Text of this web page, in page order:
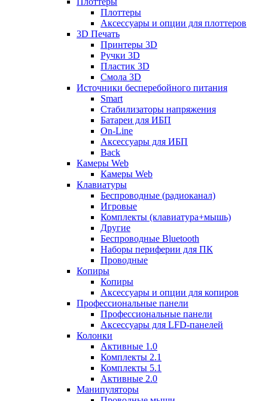
Плоттеры
Аксессуары и опции для плоттеров
3D Печать
Принтеры 3D
Ручки 3D
Пластик 3D
Смола 3D
Источники бесперебойного питания
Smart
Стабилизаторы напряжения
Батареи для ИБП
On-Line
Аксессуары для ИБП
Back
Камеры Web
Камеры Web
Клавиатуры
Беспроводные (радиоканал)
Игровые
Комплекты (клавиатура+мышь)
Другие
Беспроводные Bluetooth
Наборы периферии для ПК
Проводные
Копиры
Копиры
Аксессуары и опции для копиров
Профессиональные панели
Профессиональные панели
Аксессуары для LFD-панелей
Колонки
Активные 1.0
Комплекты 2.1
Комплекты 5.1
Активные 2.0
Манипуляторы